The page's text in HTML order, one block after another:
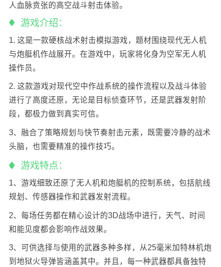
人血脉贲张的高空战斗射击体验。
游戏介绍：
1. 这是一款硬核战术射击模拟游戏，题材围绕现代无人机
与炮艇机作战展开。在游戏中，玩家将化身为空军无人机
操作员。
2. 这款游戏对现代空中作战系统的操作流程以及战斗体验
进行了高度还原，无论是目标侦查环节，还是武器发射阶
段，都极力做到真实可信。
3、融合了策略规划与快节奏射击元素，既需要冷静的战术
头脑，也需要精准的操作技巧。
游戏特点：
1、游戏细致还原了无人机和炮艇机的控制系统，包括航线
规划、传感器操作和武器发射流程。
2、每场任务都在精心设计的3D战场中进行，天气、时间
和能见度都会影响作战效果。
3、可供选择与使用的武器多种多样，从25毫米加特林机炮
到地狱火导弹皆涵盖其中。并且，每一种武器都具备独特